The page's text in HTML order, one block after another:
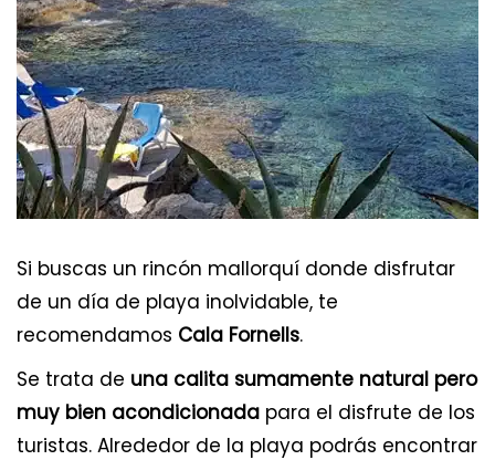
Si buscas un rincón mallorquí donde disfrutar
de un día de playa inolvidable, te
recomendamos Cala Fornells.
Se trata de una calita sumamente natural pero
muy bien acondicionada para el disfrute de los
turistas. Alrededor de la playa podrás encontrar